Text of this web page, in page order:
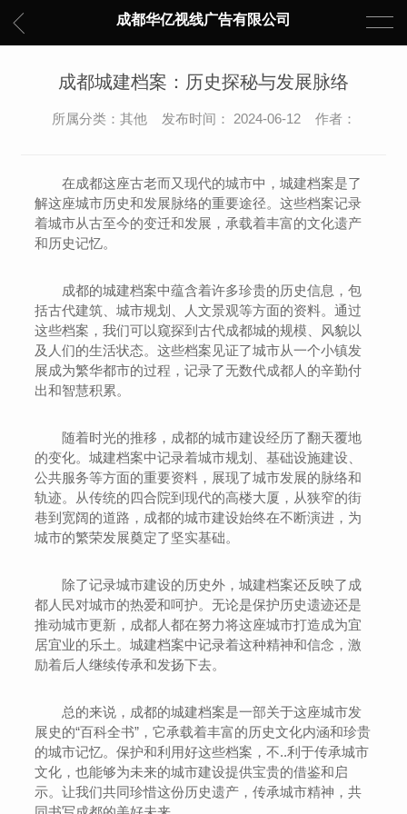
成都华亿视线广告有限公司
成都城建档案：历史探秘与发展脉络
所属分类：其他 发布时间： 2024-06-12 作者：
在成都这座古老而又现代的城市中，城建档案是了
解这座城市历史和发展脉络的重要途径。这些档案记录
着城市从古至今的变迁和发展，承载着丰富的文化遗产
和历史记忆。
成都的城建档案中蕴含着许多珍贵的历史信息，包
括古代建筑、城市规划、人文景观等方面的资料。通过
这些档案，我们可以窥探到古代成都城的规模、风貌以
及人们的生活状态。这些档案见证了城市从一个小镇发
展成为繁华都市的过程，记录了无数代成都人的辛勤付
出和智慧积累。
随着时光的推移，成都的城市建设经历了翻天覆地
的变化。城建档案中记录着城市规划、基础设施建设、
公共服务等方面的重要资料，展现了城市发展的脉络和
轨迹。从传统的四合院到现代的高楼大厦，从狭窄的街
巷到宽阔的道路，成都的城市建设始终在不断演进，为
城市的繁荣发展奠定了坚实基础。
除了记录城市建设的历史外，城建档案还反映了成
都人民对城市的热爱和呵护。无论是保护历史遗迹还是
推动城市更新，成都人都在努力将这座城市打造成为宜
居宜业的乐土。城建档案中记录着这种精神和信念，激
励着后人继续传承和发扬下去。
总的来说，成都的城建档案是一部关于这座城市发
展史的“百科全书”，它承载着丰富的历史文化内涵和珍贵
的城市记忆。保护和利用好这些档案，不..利于传承城市
文化，也能够为未来的城市建设提供宝贵的借鉴和启
示。让我们共同珍惜这份历史遗产，传承城市精神，共